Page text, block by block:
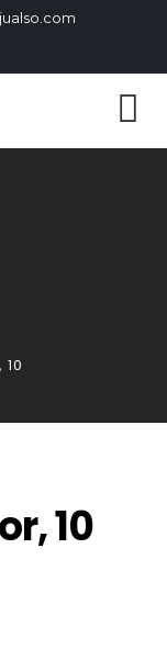
10